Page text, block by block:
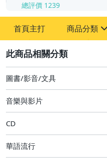
總評價 1239
首頁主打 商品分類
圖書/影音/文具
圖書/影音/文具
音樂與影片
CD
華語流行